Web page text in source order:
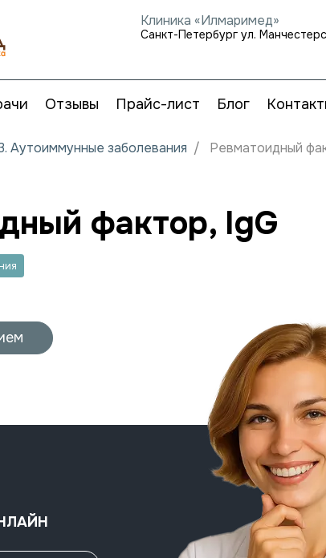
Клиника «Илмаримед»
Санкт-Петербург ул.
Отзывы Прайс-лист Блог
Аутоиммунные заболевания Ревматоидный
фактор, IgG